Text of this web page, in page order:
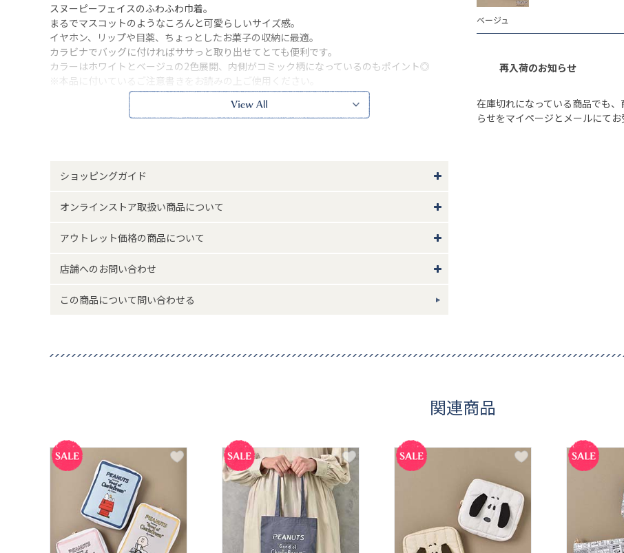
スヌーピーフェイスのふわふわ巾着。
まるでマスコットのようなころんと可愛らしいサイズ感。
イヤホン、リップや目薬、ちょっとしたお菓子の収納に最適。
カラビナでバッグに付ければササっと取り出せてとても便利です。
カラーはホワイトとベージュの2色展開、内側がコミック柄になっているのもポイント◎
※本品に付いているご注意書きをお読みの上ご使用ください。
※実物の色味に近づけて撮影していますが、ご使用の端末やモニター環境により、実際の色
味と異なって見える場合がございます。
ショッピングガイド
オンラインストア取扱い商品について
アウトレット価格の商品について
店舗へのお問い合わせ
この商品について問い合わせる
ベージュ
再入荷のお知らせ
在庫切れになっている商品でも
らせをマイページとメールにて
関連商品